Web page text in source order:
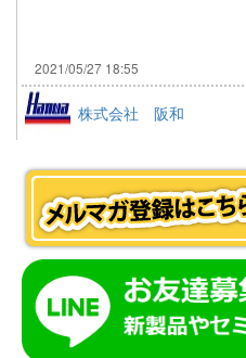
2021/05/27 18:55
株式会社 阪和